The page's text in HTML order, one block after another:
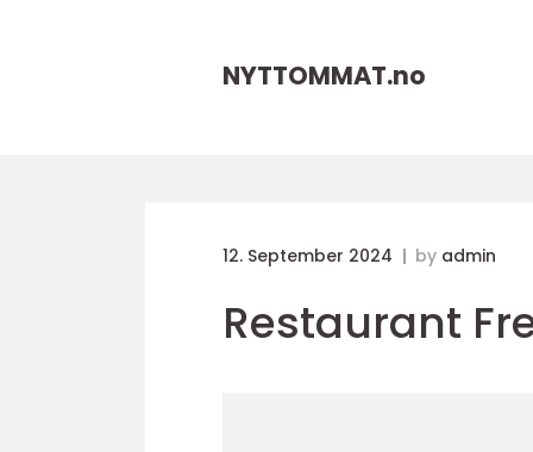
NYTTOMMAT.no
12. September 2024 by admin
Restaurant